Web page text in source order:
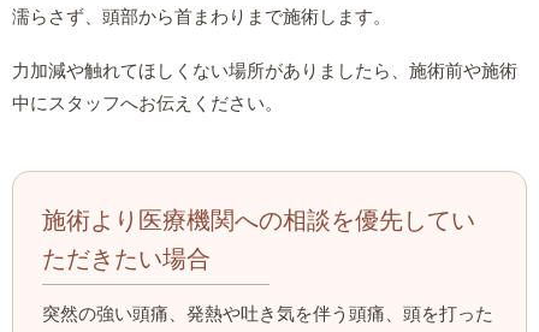
濡らさず、頭部から首まわりまで施術します。
力加減や触れてほしくない場所がありましたら、施術前や施術
中にスタッフへお伝えください。
施術より医療機関への相談を優先してい
ただきたい場合
突然の強い頭痛、発熱や吐き気を伴う頭痛、頭を打った